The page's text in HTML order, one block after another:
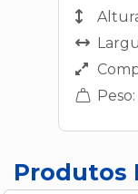
Produtos